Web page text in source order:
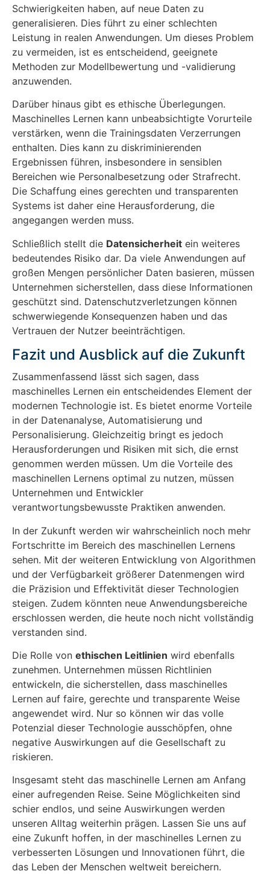
Schwierigkeiten haben, auf neue Daten zu
generalisieren. Dies führt zu einer schlechten
Leistung in realen Anwendungen. Um dieses Problem
zu vermeiden, ist es entscheidend, geeignete
Methoden zur Modellbewertung und -validierung
anzuwenden.
Darüber hinaus gibt es ethische Überlegungen.
Maschinelles Lernen kann unbeabsichtigte Vorurteile
verstärken, wenn die Trainingsdaten Verzerrungen
enthalten. Dies kann zu diskriminierenden
Ergebnissen führen, insbesondere in sensiblen
Bereichen wie Personalbesetzung oder Strafrecht.
Die Schaffung eines gerechten und transparenten
Systems ist daher eine Herausforderung, die
angegangen werden muss.
Schließlich stellt die Datensicherheit ein weiteres
bedeutendes Risiko dar. Da viele Anwendungen auf
großen Mengen persönlicher Daten basieren, müssen
Unternehmen sicherstellen, dass diese Informationen
geschützt sind. Datenschutzverletzungen können
schwerwiegende Konsequenzen haben und das
Vertrauen der Nutzer beeinträchtigen.
Fazit und Ausblick auf die Zukunft
Zusammenfassend lässt sich sagen, dass
maschinelles Lernen ein entscheidendes Element der
modernen Technologie ist. Es bietet enorme Vorteile
in der Datenanalyse, Automatisierung und
Personalisierung. Gleichzeitig bringt es jedoch
Herausforderungen und Risiken mit sich, die ernst
genommen werden müssen. Um die Vorteile des
maschinellen Lernens optimal zu nutzen, müssen
Unternehmen und Entwickler
verantwortungsbewusste Praktiken anwenden.
In der Zukunft werden wir wahrscheinlich noch mehr
Fortschritte im Bereich des maschinellen Lernens
sehen. Mit der weiteren Entwicklung von Algorithmen
und der Verfügbarkeit größerer Datenmengen wird
die Präzision und Effektivität dieser Technologien
steigen. Zudem könnten neue Anwendungsbereiche
erschlossen werden, die heute noch nicht vollständig
verstanden sind.
Die Rolle von ethischen Leitlinien wird ebenfalls
zunehmen. Unternehmen müssen Richtlinien
entwickeln, die sicherstellen, dass maschinelles
Lernen auf faire, gerechte und transparente Weise
angewendet wird. Nur so können wir das volle
Potenzial dieser Technologie ausschöpfen, ohne
negative Auswirkungen auf die Gesellschaft zu
riskieren.
Insgesamt steht das maschinelle Lernen am Anfang
einer aufregenden Reise. Seine Möglichkeiten sind
schier endlos, und seine Auswirkungen werden
unseren Alltag weiterhin prägen. Lassen Sie uns auf
eine Zukunft hoffen, in der maschinelles Lernen zu
verbesserten Lösungen und Innovationen führt, die
das Leben der Menschen weltweit bereichern.